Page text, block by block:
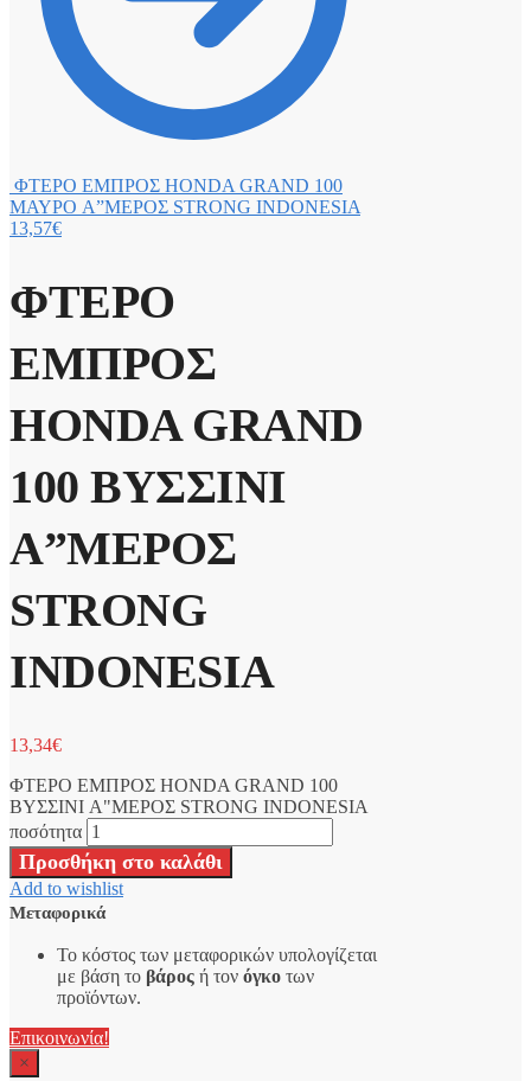
ΦΤΕΡΟ ΕΜΠΡΟΣ HONDA GRAND 100
ΜΑΥΡΟ A”ΜΕΡΟΣ STRONG INDONESIA
13,57€
ΦΤΕΡΟ
ΕΜΠΡΟΣ
HONDA GRAND
100 ΒΥΣΣΙΝΙ
A”ΜΕΡΟΣ
STRONG
INDONESIA
13,34€
ΦΤΕΡΟ ΕΜΠΡΟΣ HONDA GRAND 100
ΒΥΣΣΙΝΙ A"ΜΕΡΟΣ STRONG INDONESIA
ποσότητα
Προσθήκη στο καλάθι
Add to wishlist
Μεταφορικά
Το κόστος των μεταφορικών υπολογίζεται
με βάση το βάρος ή τον όγκο των
προϊόντων.
Επικοινωνία!
×